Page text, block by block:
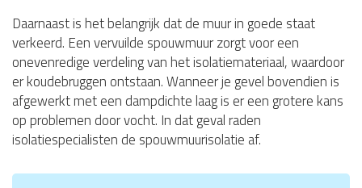
Daarnaast is het belangrijk dat de muur in goede staat
verkeerd. Een vervuilde spouwmuur zorgt voor een
onevenredige verdeling van het isolatiemateriaal, waardoor
er koudebruggen ontstaan. Wanneer je gevel bovendien is
afgewerkt met een dampdichte laag is er een grotere kans
op problemen door vocht. In dat geval raden
isolatiespecialisten de spouwmuurisolatie af.